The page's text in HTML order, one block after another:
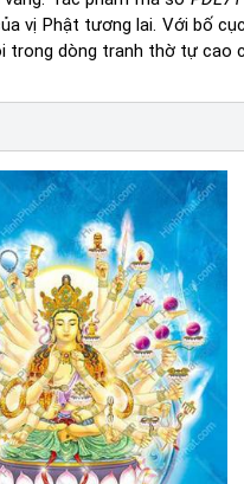
vị Phật tương lai. Với bố
trong dòng tranh thờ tự cao